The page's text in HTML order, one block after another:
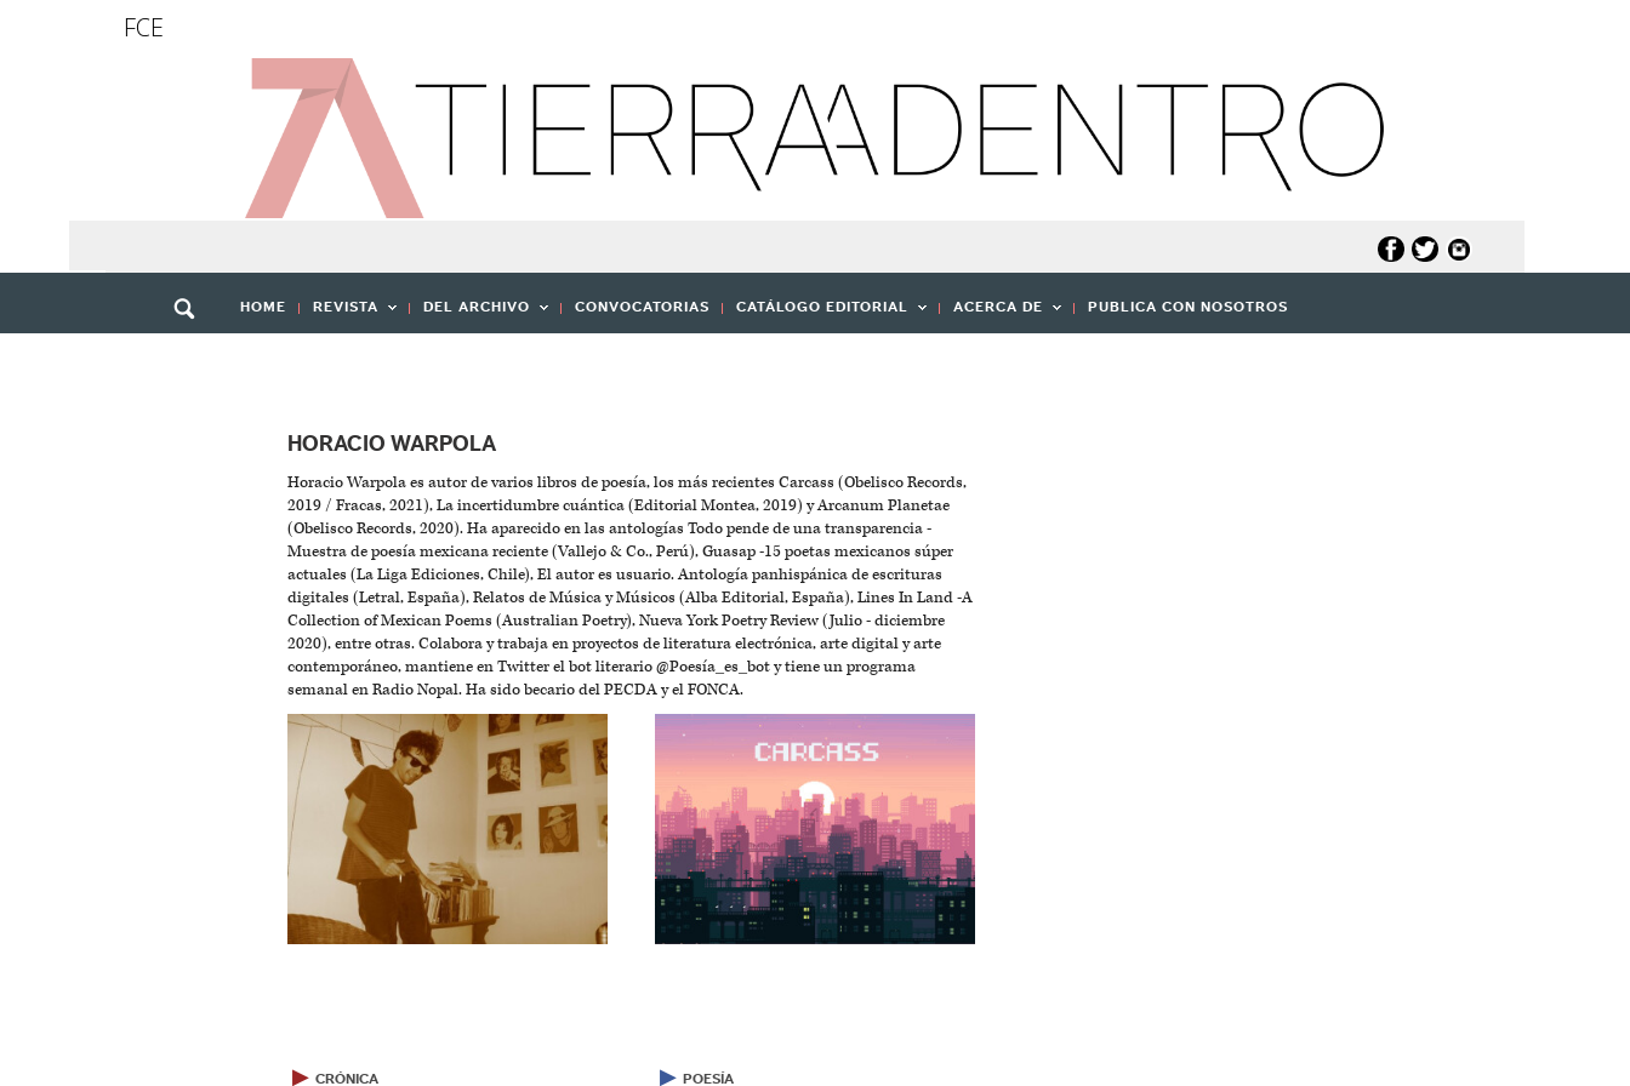
FCE
HOME REVISTA DEL ARCHIVO CONVOCATORIAS CATÁLOGO EDITORIAL ACERCA DE PUBLICA CON NOSOTROS
HORACIO WARPOLA
Horacio Warpola es autor de varios libros de poesía, los más recientes Carcass (Obelisco Records,
2019 / Fracas, 2021), La incertidumbre cuántica (Editorial Montea, 2019) y Arcanum Planetae
(Obelisco Records, 2020). Ha aparecido en las antologías Todo pende de una transparencia -
Muestra de poesía mexicana reciente (Vallejo & Co., Perú), Guasap -15 poetas mexicanos súper
actuales (La Liga Ediciones, Chile), El autor es usuario. Antología panhispánica de escrituras
digitales (Letral, España), Relatos de Música y Músicos (Alba Editorial, España), Lines In Land -A
Collection of Mexican Poems (Australian Poetry), Nueva York Poetry Review (Julio - diciembre
2020), entre otras. Colabora y trabaja en proyectos de literatura electrónica, arte digital y arte
contemporáneo, mantiene en Twitter el bot literario @Poesía_es_bot y tiene un programa
semanal en Radio Nopal. Ha sido becario del PECDA y el FONCA.
▶ CRÓNICA ▶ POESÍA